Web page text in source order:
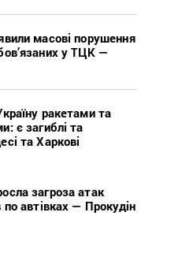
масові порушення
у ТЦК —
ракетами та
є загиблі та
та Харкові
загроза атак
по автівках — Прокудін